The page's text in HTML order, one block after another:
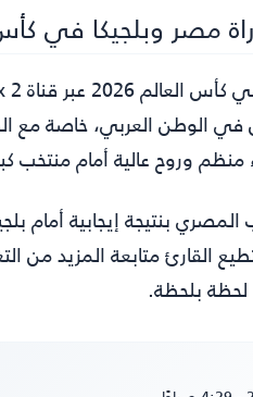
مصر وبلجيكا في كأس
في الوطن العربي، خاصة مع
وروح عالية أمام منتخب
بنتيجة إيجابية أمام
القارئ متابعة المزيد من